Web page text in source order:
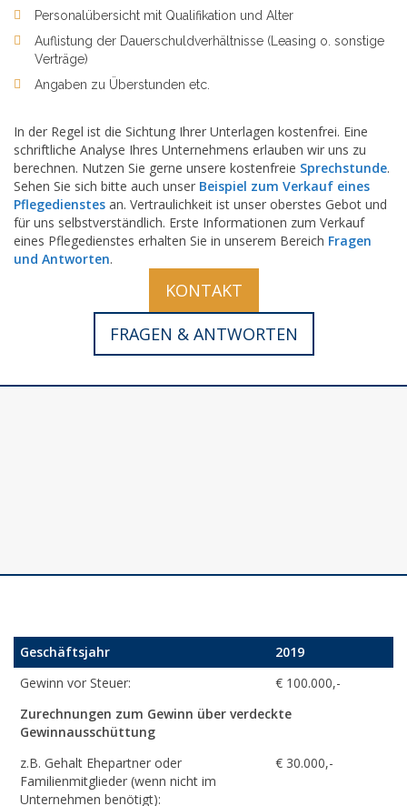
Personalübersicht mit Qualifikation und Alter
Auflistung der Dauerschuldverhältnisse (Leasing o. sonstige
Verträge)
Angaben zu Überstunden etc.
In der Regel ist die Sichtung Ihrer Unterlagen kostenfrei. Eine
schriftliche Analyse Ihres Unternehmens erlauben wir uns zu
berechnen. Nutzen Sie gerne unsere kostenfreie Sprechstunde.
Sehen Sie sich bitte auch unser Beispiel zum Verkauf eines
Pflegedienstes an. Vertraulichkeit ist unser oberstes Gebot und
für uns selbstverständlich. Erste Informationen zum Verkauf
eines Pflegedienstes erhalten Sie in unserem Bereich Fragen
und Antworten.
KONTAKT
FRAGEN & ANTWORTEN
Geschäftsjahr
2019
Gewinn vor Steuer:
€ 100.000,-
Zurechnungen zum Gewinn über verdeckte
Gewinnausschüttung
z.B. Gehalt Ehepartner oder
Familienmitglieder (wenn nicht im
Unternehmen benötigt):
€ 30.000,-